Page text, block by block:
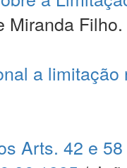
Miranda Filho.
a
Arts. 42 e